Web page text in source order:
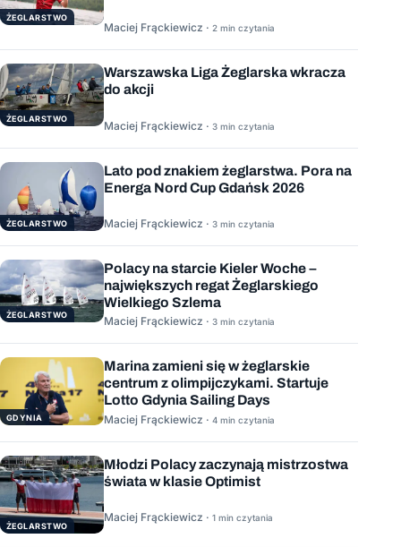
ŻEGLARSTWO
Maciej Frąckiewicz · 2 min czytania
ŻEGLARSTWO
Warszawska Liga Żeglarska wkracza
do akcji
Maciej Frąckiewicz · 3 min czytania
ŻEGLARSTWO
Lato pod znakiem żeglarstwa. Pora na
Energa Nord Cup Gdańsk 2026
Maciej Frąckiewicz · 3 min czytania
ŻEGLARSTWO
Polacy na starcie Kieler Woche –
największych regat Żeglarskiego
Wielkiego Szlema
Maciej Frąckiewicz · 3 min czytania
GDYNIA
Marina zamieni się w żeglarskie
centrum z olimpijczykami. Startuje
Lotto Gdynia Sailing Days
Maciej Frąckiewicz · 4 min czytania
ŻEGLARSTWO
Młodzi Polacy zaczynają mistrzostwa
świata w klasie Optimist
Maciej Frąckiewicz · 1 min czytania